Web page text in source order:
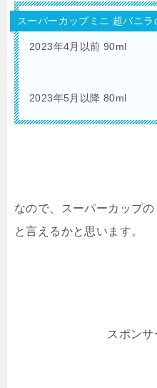
スーパーカップミニ 超バニラ
2023年4月以前 90ml
2023年5月以降 80ml
なので、スーパーカップ
と言えるかと思います。
スポンサ